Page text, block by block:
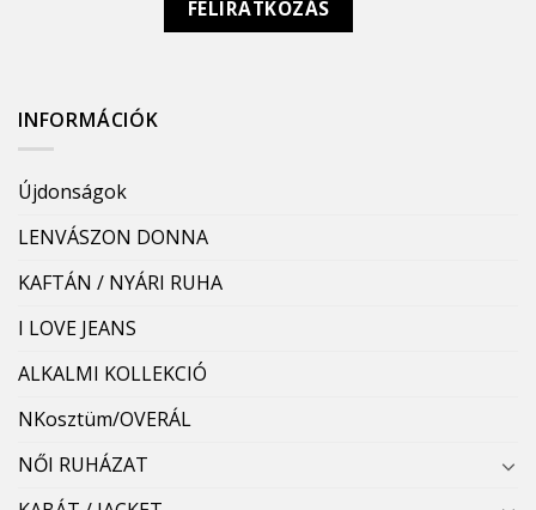
INFORMÁCIÓK
Újdonságok
LENVÁSZON DONNA
KAFTÁN / NYÁRI RUHA
I LOVE JEANS
ALKALMI KOLLEKCIÓ
NKosztüm/OVERÁL
NŐI RUHÁZAT